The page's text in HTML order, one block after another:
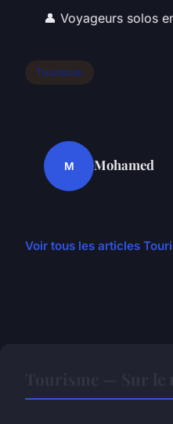
👤 Voyageurs solos
Tourisme
M Mohamed
Voir tous les articles